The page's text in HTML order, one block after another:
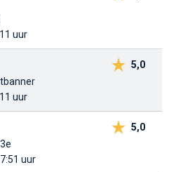
uur
5,0
uur
5,0
uur